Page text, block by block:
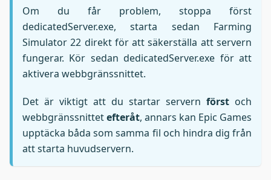
Om du får problem, stoppa först
dedicatedServer.exe, starta sedan Farming
Simulator 22 direkt för att säkerställa att servern
fungerar. Kör sedan dedicatedServer.exe för att
aktivera webbgränssnittet.
Det är viktigt att du startar servern först och
webbgränssnittetefteråt, annars kan Epic Games
upptäcka båda som samma fil och hindra dig från
att starta huvudservern.